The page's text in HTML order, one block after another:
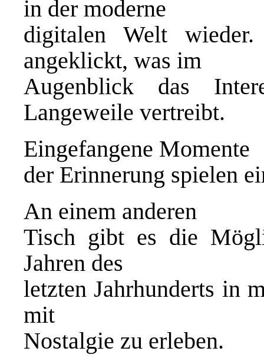
in der moderne
digitalen Welt
angeklickt, was im
Augenblick das
Langeweile vertreibt.
Eingefangene Momente
der Erinnerung spielen
An einem anderen
Tisch gibt es die
Jahren des
letzten Jahrhunderts in
mit
Nostalgie zu erleben.